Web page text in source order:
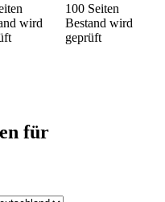
wird
100 Seiten
Bestand wird
geprüft
für